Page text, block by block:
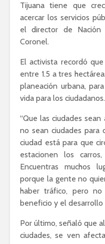
Tijuana tiene que
acercar los servicios
el director de Nación
Coronel.
El activista recordó
entre 1.5 a tres
planeación urbana,
vida para los ciudadanos.
“Que las ciudades
no sean ciudades para
ciudad está para que
estacionen los
Encuentras muchos
porque la gente no
haber tráfico, pero
beneficio y el desarrollo
Por último, señaló que
ciudades, se ven